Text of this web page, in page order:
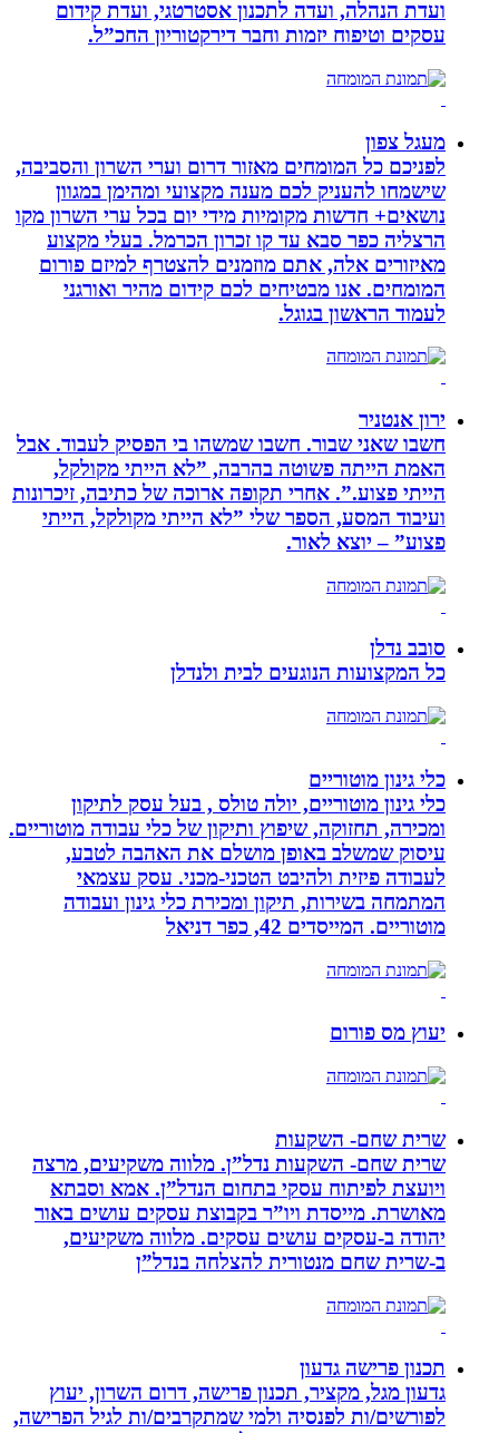
ועדת הנהלה, ועדה לתכנון אסטרטגי, ועדת קידום
עסקים וטיפוח יזמות וחבר דירקטוריון החכ”ל.
מעגל צפון
לפניכם כל המומחים מאזור דרום וערי השרון והסביבה,
שישמחו להעניק לכם מענה מקצועי ומהימן במגוון
נושאים+ חדשות מקומיות מידי יום בכל ערי השרון מקו
הרצליה כפר סבא עד קו זכרון הכרמל. בעלי מקצוע
מאיזורים אלה, אתם מוזמנים להצטרף למיזם פורום
המומחים. אנו מבטיחים לכם קידום מהיר ואורגני
לעמוד הראשון בגוגל.
ירון אנטניר
חשבו שאני שבור. חשבו שמשהו בי הפסיק לעבוד. אבל
האמת הייתה פשוטה בהרבה, ”לא הייתי מקולקל,
הייתי פצוע.”. אחרי תקופה ארוכה של כתיבה, זיכרונות
ועיבוד המסע, הספר שלי ”לא הייתי מקולקל, הייתי
פצוע” – יוצא לאור.
סובב נדלן
כל המקצועות הנוגעים לבית ולנדלן
כלי גינון מוטוריים
כלי גינון מוטוריים, יולה טולס , בעל עסק לתיקון
ומכירה, תחזוקה, שיפוץ ותיקון של כלי עבודה מוטוריים.
עיסוק שמשלב באופן מושלם את האהבה לטבע,
לעבודה פיזית ולהיבט הטכני-מכני. עסק עצמאי
המתמחה בשירות, תיקון ומכירת כלי גינון ועבודה
מוטוריים. המייסדים 42, כפר דניאל
יעוץ מס פורום
שרית שחם- השקעות
שרית שחם- השקעות נדל”ן. מלווה משקיעים, מרצה
ויועצת לפיתוח עסקי בתחום הנדל”ן. אמא וסבתא
מאושרת. ‏מייסדת ויו”ר בקבוצת עסקים עושים באור
יהודה‏ ב-‏עסקים עושים עסקים‏. ‏מלווה משקיעים,
ב-‏שרית שחם מנטורית להצלחה בנדל”ן‏
תכנון פרישה גדעון
גדעון מגל, מקציר, תכנון פרישה, דרום השרון, יעוץ
לפורשים/ות לפנסיה ולמי שמתקרבים/ות לגיל הפרישה,